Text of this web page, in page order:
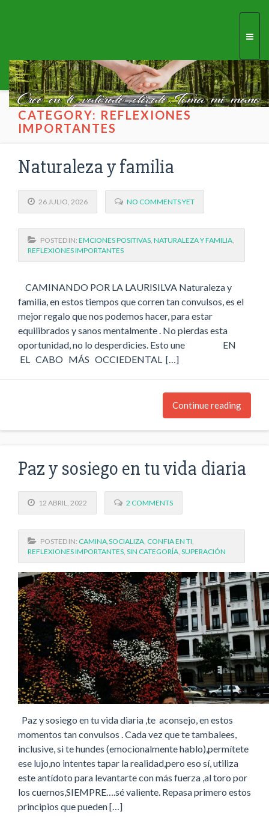
CATEGORY: REFLEXIONES
IMPORTANTES
Naturaleza y familia
26 JULIO, 2026 NO COMMENTS YET
POSTED IN: EMCIONES POSITIVAS NATURALEZA Y FAMILIA
REFLEXIONES IMPORTANTES
CAMINANDO POR LA LAURISILVA Naturaleza y
familia, en estos tiempos que corren tan convulsos, es el
mejor regalo que nos podemos hacer, para estar
equilibrados y sanos mentalmente . No pierdas esta
oportunidad, no lo desperdicies. Esto une EN
EL CABO MÁS OCCIEDENTAL […]
Continue reading
Paz y sosiego en tu vida diaria
12 ABRIL, 2022 2 COMMENTS
POSTED IN: CAMINA,SOCIALIZA, CONFIA EN TI,
REFLEXIONES IMPORTANTES, SIN CATEGORÍA, SUPERACIÓN
Paz y sosiego en tu vida diaria ,te aconsejo, en estos
momentos tan convulsos . Cada vez que te tambalees,
inclusive, si te hundes (emocionalmente hablo),permítete
ese lujo,no intentes tapar la realidad,pero eso sí, utiliza
este antídoto para levantarte con más fuerza ,al toro por
los cuernos,SIEMPRE….sé valiente. Repasa primero estos
principios que pueden […]